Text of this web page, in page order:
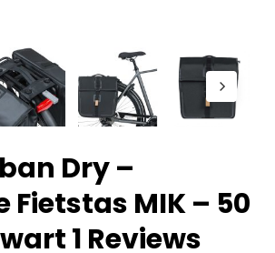
Dry –
Fietstas MIK – 50
1 Reviews